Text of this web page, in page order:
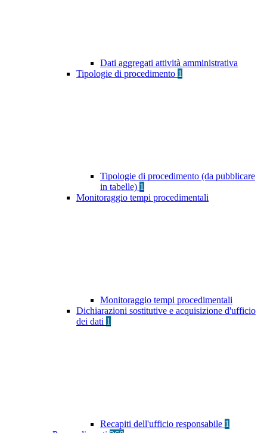
Dati aggregati attività amministrativa
Tipologie di procedimento 1
Tipologie di procedimento (da pubblicare
in tabelle) 1
Monitoraggio tempi procedimentali
Monitoraggio tempi procedimentali
Dichiarazioni sostitutive e acquisizione d'ufficio
dei dati 1
Recapiti dell'ufficio responsabile 1